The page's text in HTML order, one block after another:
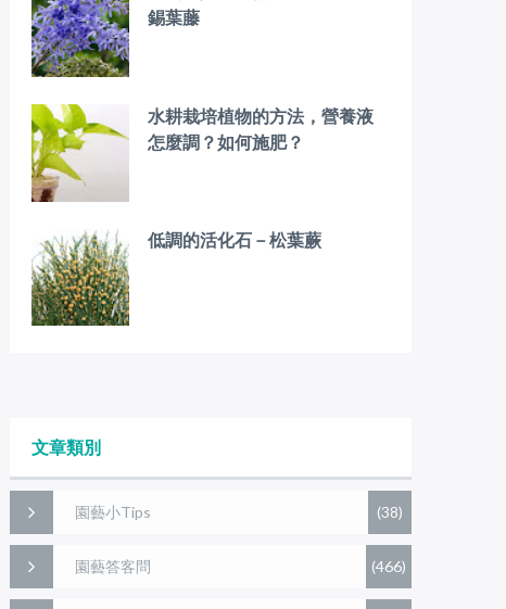
錫葉藤
水耕栽培植物的方法，營養液
怎麼調？如何施肥？
低調的活化石－松葉蕨
文章類別
園藝小Tips (38)
園藝答客問 (466)